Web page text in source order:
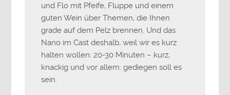
und Flo mit Pfeife, Fluppe und einem
guten Wein über Themen, die Ihnen
grade auf dem Pelz brennen. Und das
Nano im Cast deshalb, weil wir es kurz
halten wollen: 20-30 Minuten – kurz,
knackig und vor allem: gediegen soll es
sein.